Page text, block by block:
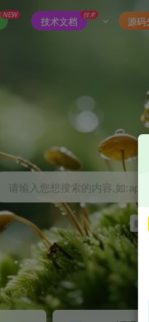
NEW
技术文档
技术
源码
请输入您想搜索的内容,如:app
影视